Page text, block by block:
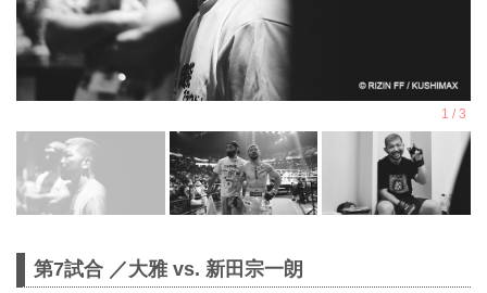
第7試合 ／大雅 vs. 新田宗一朗